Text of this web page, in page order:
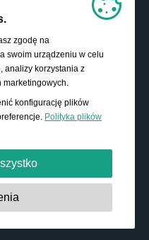
zgodę na
swoim urządzeniu w celu
analizy korzystania z
marketingowych.
konfigurację plików
Polityka plików
cookies są niezbędne do